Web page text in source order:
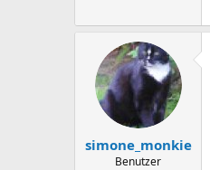
simone_monkie
Benutzer